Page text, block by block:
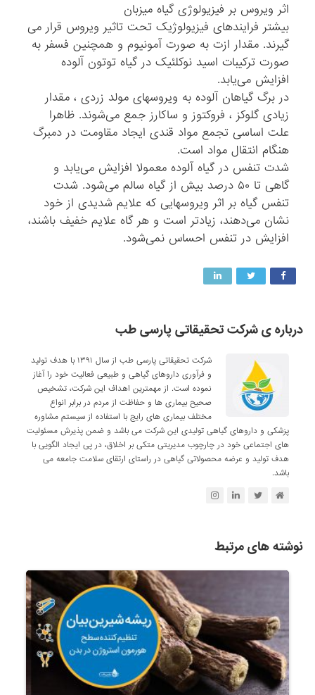
اثر ویروس بر فیزیولوژی گیاه میزبان
بیشتر فرایندهای فیزیولوژیک تحت تاثیر ویروس قرار می
گیرند. مقدار ازت به صورت آمونیوم و همچنین فسفر به
صورت ترکیبات اسید نوکلئیک در گیاه توتون آلوده
افزایش می‌یابد.
در برگ گیاهان آلوده به ویروسهای مولد زردی ، مقدار
زیادی گلوکز ، فروکتوز و ساکارز جمع می‌شوند. ظاهرا
علت اساسی تجمع مواد قندی ایجاد مقاومت در دمبرگ
هنگام انتقال مواد است.
شدت تنفس در گیاه آلوده معمولا افزایش می‌یابد و
گاهی تا ۵۰ درصد بیش از گیاه سالم می‌شود. شدت
تنفس گیاه بر اثر ویروسهایی که علایم شدیدی از خود
نشان می‌دهند، زیادتر است و هر گاه علایم خفیف باشند،
افزایش در تنفس احساس نمی‌شود.
درباره ی شرکت تحقیقاتی پارسی طب
شرکت تحقیقاتی پارسی طب از سال ۱۳۹۱ با هدف تولید
و فرآوری داروهای گیاهی و طبیعی فعالیت خود را آغاز
نموده است. از مهمترین اهداف این شرکت، تشخیص
صحیح بیماری ها و حفاظت از مردم در برابر انواع
مختلف بیماری های رایج با استفاده از سیستم مشاوره
پزشکی و داروهای گیاهی تولیدی این شرکت می باشد و ضمن پذیرش مسئولیت
های اجتماعی خود در چارچوب مدیریتی متکی بر اخلاق، در پی ایجاد الگویی با
هدف تولید و عرضه محصولاتی گیاهی در راستای ارتقای سلامت جامعه می
باشد.
نوشته های مرتبط